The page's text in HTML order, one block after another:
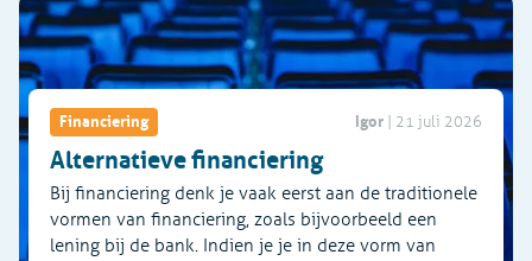
Financiering Igor 21 juli 2026
Alternatieve financiering
Bij financiering denk je vaak eerst aan de traditionele
vormen van financiering, zoals bijvoorbeeld een
lening bij de bank. Indien je je in deze vorm van